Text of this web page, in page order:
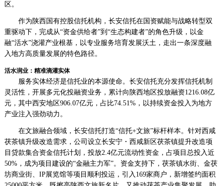
·www.xsgou.com
区。
作为陕西国有控股信托机构，长安信托在国资赋能与战略转型双
重驱动下，完成从“资金供给者”到“生态构建者”的角色升级，以金
融“活水”浇灌产业根基，以专业服务培育发展沃土，走出一条深度融
入地方高质量发展的特色路径。
活水润业：精准滴灌实体
服务实体经济是信托业的本源使命。长安信托充分发挥信托机制
灵活性，开展多元化投融资业务，累计向陕西地区投放融资1216.08亿
元，其中西安地区906.07亿元，占比74.51%，以持续资金投入为地方
产业注入强劲动力。
在文旅融合领域，长安信托打造“信托+文旅”标杆样本。针对西咸
茯茶镇升级改造需求，公司设立长安宁・西咸新区茯茶镇提升改造项
目贷款集合资金信托计划，投放2.4亿元流动性资金，占项目总投入近
50%，成为项目建设的“金融主力军”。资金支持下，茯茶镇水街、金茯
坊商业街、IP展览馆等项目顺利投运，引入169家商户，新增签约面积